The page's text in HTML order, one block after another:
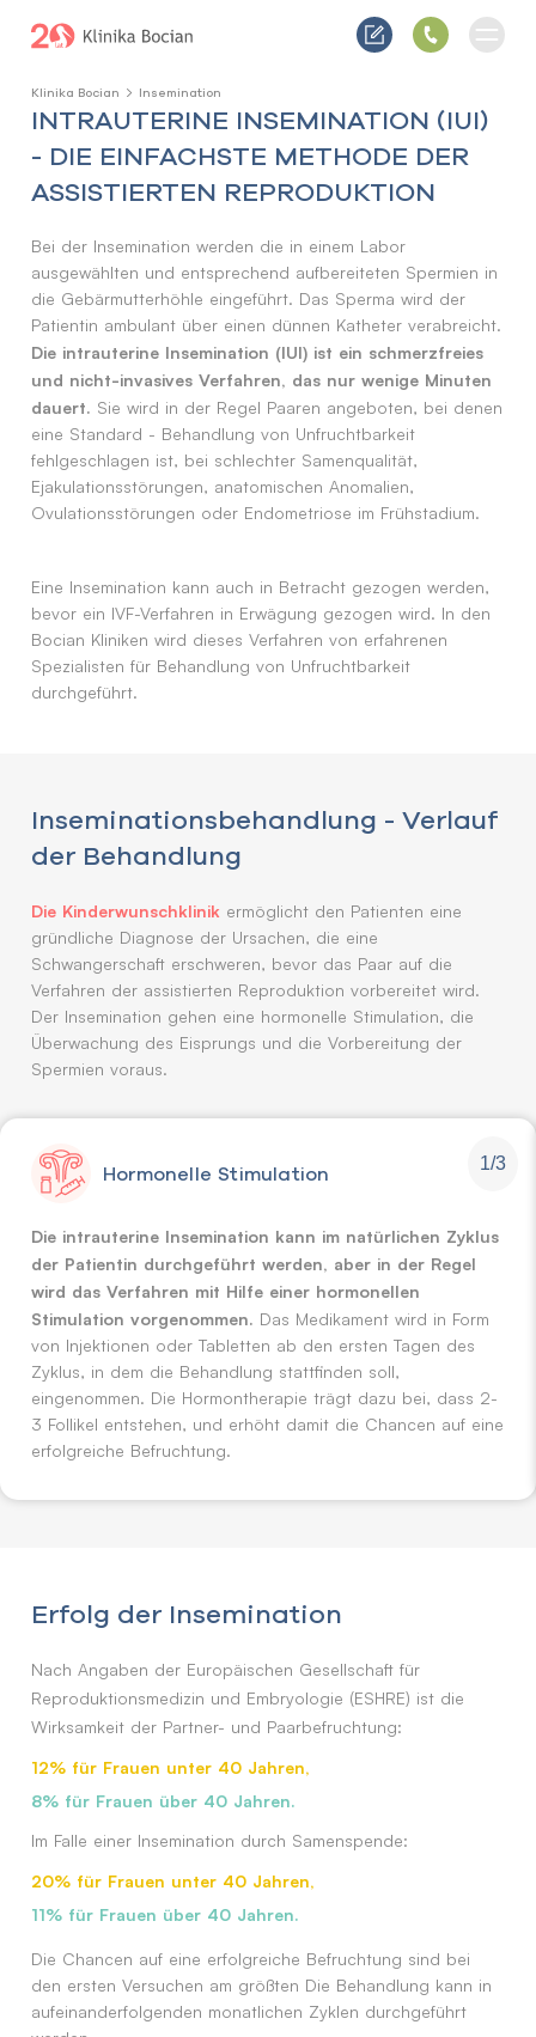
Klinika Bocian Insemination
INTRAUTERINE INSEMINATION (IUI)
- DIE EINFACHSTE METHODE DER
ASSISTIERTEN REPRODUKTION
Bei der Insemination werden die in einem Labor
ausgewählten und entsprechend aufbereiteten Spermien in
die Gebärmutterhöhle eingeführt. Das Sperma wird der
Patientin ambulant über einen dünnen Katheter verabreicht.
Die intrauterine Insemination (IUI) ist ein schmerzfreies
und nicht-invasives Verfahren, das nur wenige Minuten
dauert. Sie wird in der Regel Paaren angeboten, bei denen
eine Standard - Behandlung von Unfruchtbarkeit
fehlgeschlagen ist, bei schlechter Samenqualität,
Ejakulationsstörungen, anatomischen Anomalien,
Ovulationsstörungen oder Endometriose im Frühstadium.
Eine Insemination kann auch in Betracht gezogen werden,
bevor ein IVF-Verfahren in Erwägung gezogen wird. In den
Bocian Kliniken wird dieses Verfahren von erfahrenen
Spezialisten für Behandlung von Unfruchtbarkeit
durchgeführt.
Inseminationsbehandlung - Verlauf
der Behandlung
Die Kinderwunschklinik ermöglicht den Patienten eine
gründliche Diagnose der Ursachen, die eine
Schwangerschaft erschweren, bevor das Paar auf die
Verfahren der assistierten Reproduktion vorbereitet wird.
Der Insemination gehen eine hormonelle Stimulation, die
Überwachung des Eisprungs und die Vorbereitung der
Spermien voraus.
1/3
Hormonelle Stimulation
Die intrauterine Insemination kann im natürlichen Zyklus
der Patientin durchgeführt werden, aber in der Regel
wird das Verfahren mit Hilfe einer hormonellen
Stimulation vorgenommen. Das Medikament wird in Form
von Injektionen oder Tabletten ab den ersten Tagen des
Zyklus, in dem die Behandlung stattfinden soll,
eingenommen. Die Hormontherapie trägt dazu bei, dass 2-
3 Follikel entstehen, und erhöht damit die Chancen auf eine
erfolgreiche Befruchtung.
Erfolg der Insemination
Nach Angaben der Europäischen Gesellschaft für
Reproduktionsmedizin und Embryologie (ESHRE) ist die
Wirksamkeit der Partner- und Paarbefruchtung:
12% für Frauen unter 40 Jahren,
8% für Frauen über 40 Jahren.
Im Falle einer Insemination durch Samenspende:
20% für Frauen unter 40 Jahren,
11% für Frauen über 40 Jahren.
Die Chancen auf eine erfolgreiche Befruchtung sind bei
den ersten Versuchen am größten Die Behandlung kann in
aufeinanderfolgenden monatlichen Zyklen durchgeführt